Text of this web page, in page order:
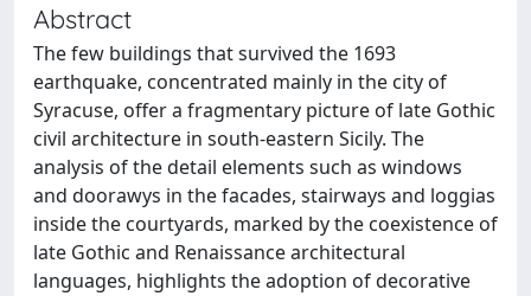
Abstract
The few buildings that survived the 1693
earthquake, concentrated mainly in the city of
Syracuse, offer a fragmentary picture of late Gothic
civil architecture in south-eastern Sicily. The
analysis of the detail elements such as windows
and doorawys in the facades, stairways and loggias
inside the courtyards, marked by the coexistence of
late Gothic and Renaissance architectural
languages, highlights the adoption of decorative